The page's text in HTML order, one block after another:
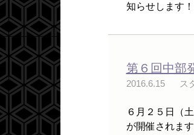
知らせします
第６回中部
2016.6.15 ス
６月２５日（
が開催されま